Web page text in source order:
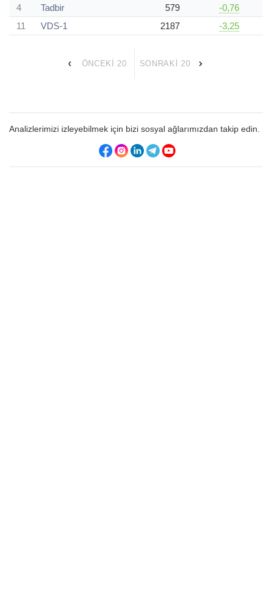
4
Tadbir 579
-0,76
11
VDS-1 2187 -3,25
ÖNCEKI 20 SONRAKI 20
Analizlerimizi izleyebilmek için bizi sosyal ağlarımızdan takip edin.